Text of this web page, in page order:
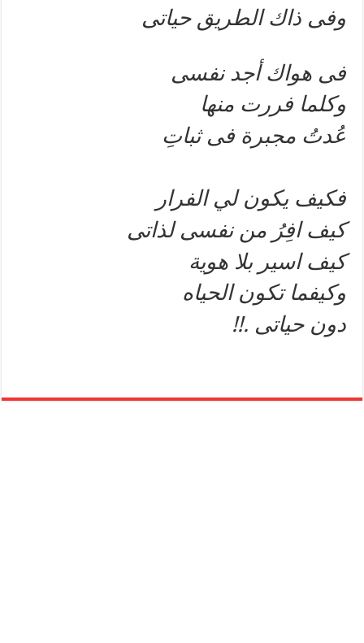
وفى ذاك الطريق حياتى
فى هواك أجد نفسى
وكلما فررت منها
عُدتُ مجبرة فى ثباتِ
فكيف يكون لي الفرار
كيف افِرُ من نفسى لذاتى
كيف اسير بلا هوية
وكيفما تكون الحياه
دون حياتى .!!